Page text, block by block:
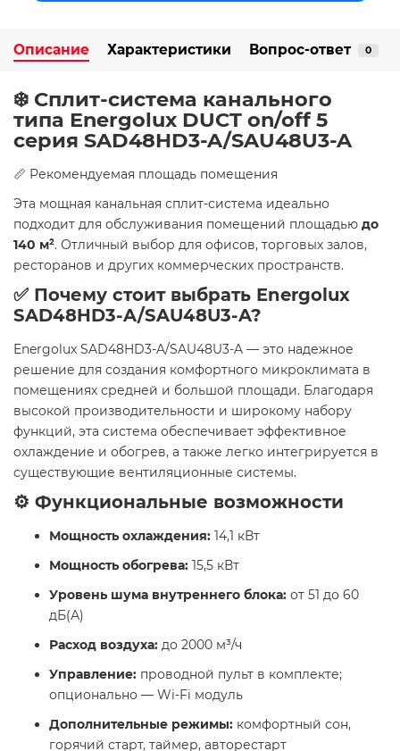
Описание Характеристики Вопрос-ответ 0
❄️ Сплит-система канального
типа Energolux DUCT on/off 5
серия SAD48HD3-A/SAU48U3-A
📏 Рекомендуемая площадь помещения
Эта мощная канальная сплит-система идеально
подходит для обслуживания помещений площадью до
140 м². Отличный выбор для офисов, торговых залов,
ресторанов и других коммерческих пространств.
✅ Почему стоит выбрать Energolux
SAD48HD3-A/SAU48U3-A?
Energolux SAD48HD3-A/SAU48U3-A — это надежное
решение для создания комфортного микроклимата в
помещениях средней и большой площади. Благодаря
высокой производительности и широкому набору
функций, эта система обеспечивает эффективное
охлаждение и обогрев, а также легко интегрируется в
существующие вентиляционные системы.
⚙️ Функциональные возможности
Мощность охлаждения: 14,1 кВт
Мощность обогрева: 15,5 кВт
Уровень шума внутреннего блока: от 51 до 60
дБ(А)
Расход воздуха: до 2000 м³/ч
Управление: проводной пульт в комплекте;
опционально — Wi-Fi модуль
Дополнительные режимы: комфортный сон,
горячий старт, таймер, авторестарт